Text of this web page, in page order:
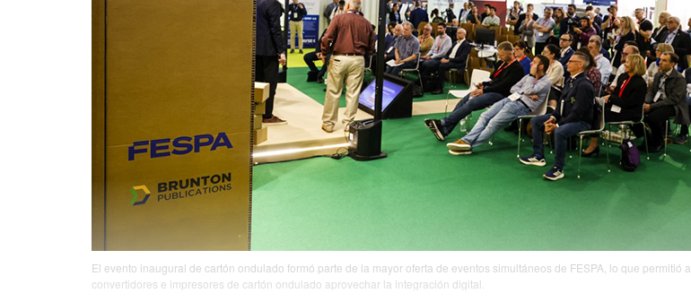
El evento inaugural de cartón ondulado formó parte de la mayor oferta de eventos simultáneos de FESPA, lo que permitió
convertidores e impresores de cartón ondulado aprovechar la integración digital.